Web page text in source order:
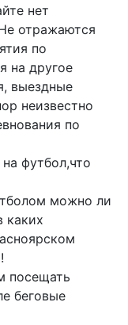
нет
отражаются
по
на другое
выездные
неизвестно
по
футбол,что
можно ли
каких
посещать
беговые